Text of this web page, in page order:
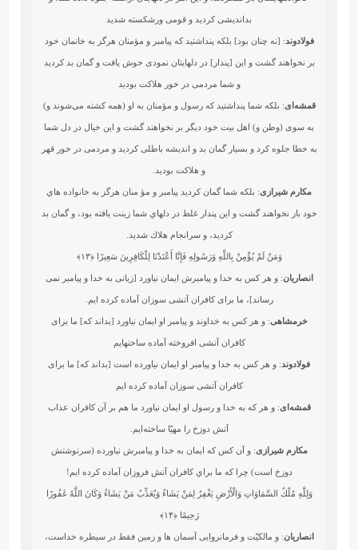
بدانديشى كرديد و قومى ورشكسته شديد
فولادوند: [نه چنان بود] بلكه پنداشتيد كه پيامبر و مؤمنان هرگز به خانمان خود
بر نخواهند گشت و اين [پندار] در دلهايتان نمودى خوش يافت و گمان بد كرديد
و شما مردمى در خور هلاكت بوديد
قمشه‌ای: بلکه شما پنداشتید که رسول و مؤمنان به او (همه کشته می‌شوند و)
به سوی (وطن و) اهل بیت خود دیگر بر نخواهند گشت و این خیال در دل شما
به خطا جلوه کرد و بسیار گمان بد و اندیشه باطلی کردید و مردمی در خور قهر
و هلاکت بودید.
مکارم شیرازی: بلكه شما گمان كرديد پيامبر و مؤ منان هرگز به خانواده‏ هاي
خود باز نخواهند گشت و اين پندار غلط در دلهاي شما زينت يافته بود، و گمان بد
كرديد، و سرانجام هلاك شديد.
وَمَنْ لَمْ يُؤْمِنْ بِاللَّهِ وَرَسُولِهِ فَإِنَّا أَعْتَدْنَا لِلْكَافِرِينَ سَعِيرًا﴿۱۳﴾
انصاریان: و هر کس به خدا و پیامبرش ایمان نیاورد [زیانی به خدا و پیامبر نمی
رساند]، ما برای کافران آتشی سوزان آماده کرده ایم.
خرمشاهی: و هر كس به خداوند و پيامبر او ايمان نياورد [بداند كه‏] ما براى
كافران آتشى افروخته آماده ساخته‏ايم‏
فولادوند: و هر كس به خدا و پيامبر او ايمان نياورده است [بداند كه] ما براى
كافران آتشى سوزان آماده كرده‏ ايم
قمشه‌ای: و هر که به خدا و رسول او ایمان نیاورد ما هم بر آن کافران عذاب
آتش دوزخ را مهیّا ساخته‌ایم.
مکارم شیرازی: و آن كس كه ايمان به خدا و پيامبرش نياورده (سرنوشتش
دوزخ است) چرا كه ما براي كافران آتش فروزان آماده كرده‏ ايم!
وَلِلَّهِ مُلْكُ السَّمَاوَاتِ وَالْأَرْضِ يَغْفِرُ لِمَنْ يَشَاءُ وَيُعَذِّبُ مَنْ يَشَاءُ وَكَانَ اللَّهُ غَفُورًا
رَحِيمًا﴿۱۴﴾
انصاریان: و مالکیّت و فرمانروایی آسمان ها و زمین فقط در سیطره خداست،